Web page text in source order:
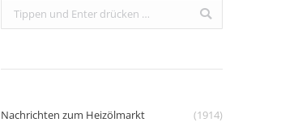
Search:
Nachrichten zum Heizölmarkt
(1914)